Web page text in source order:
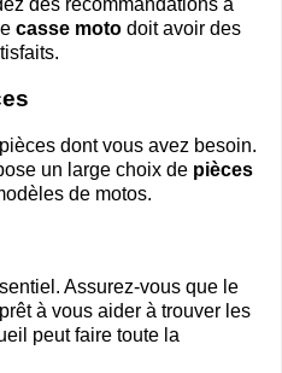
casse moto doit avoir des
dont vous avez besoin.
un large choix de pièces
de motos.
Assurez-vous que le
à vous aider à trouver les
peut faire toute la